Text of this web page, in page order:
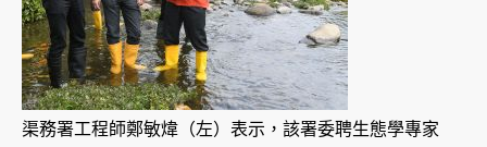
渠務署工程師鄭敏煒（左）表示，該署委聘生態學專家